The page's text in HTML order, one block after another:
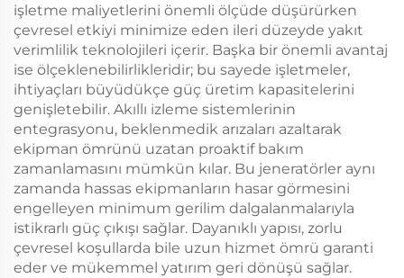
işletme maliyetlerini önemli ölçüde düşürürken
çevresel etkiyi minimize eden ileri düzeyde yakıt
verimlilik teknolojileri içerir. Başka bir önemli avantaj
ise ölçeklenebilirlikleridir; bu sayede işletmeler,
ihtiyaçları büyüdükçe güç üretim kapasitelerini
genişletebilir. Akıllı izleme sistemlerinin
entegrasyonu, beklenmedik arızaları azaltarak
ekipman ömrünü uzatan proaktif bakım
zamanlamasını mümkün kılar. Bu jeneratörler aynı
zamanda hassas ekipmanların hasar görmesini
engelleyen minimum gerilim dalgalanmalarıyla
istikrarlı güç çıkışı sağlar. Dayanıklı yapısı, zorlu
çevresel koşullarda bile uzun hizmet ömrü garanti
eder ve mükemmel yatırım geri dönüşü sağlar.